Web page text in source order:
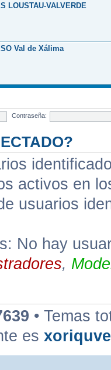
LOUSTAU-VALVERDE
Val de Xálima
Contraseña:
activos en
usuarios
No hay
,
• Temas
es